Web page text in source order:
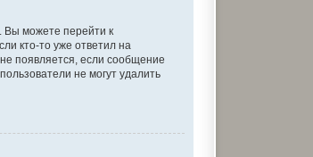
Вы можете перейти к
кто-то уже ответил на
появляется, если сообщение
не могут удалить